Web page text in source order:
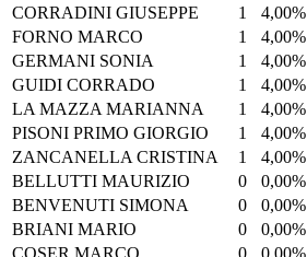
CORRADINI GIUSEPPE
1
4,00%
FORNO MARCO
1
4,00%
GERMANI SONIA
1
4,00%
GUIDI CORRADO
1
4,00%
LA MAZZA MARIANNA
1
4,00%
PISONI PRIMO GIORGIO
1
4,00%
ZANCANELLA CRISTINA
1
4,00%
BELLUTTI MAURIZIO
0
0,00%
BENVENUTI SIMONA
0
0,00%
BRIANI MARIO
0
0,00%